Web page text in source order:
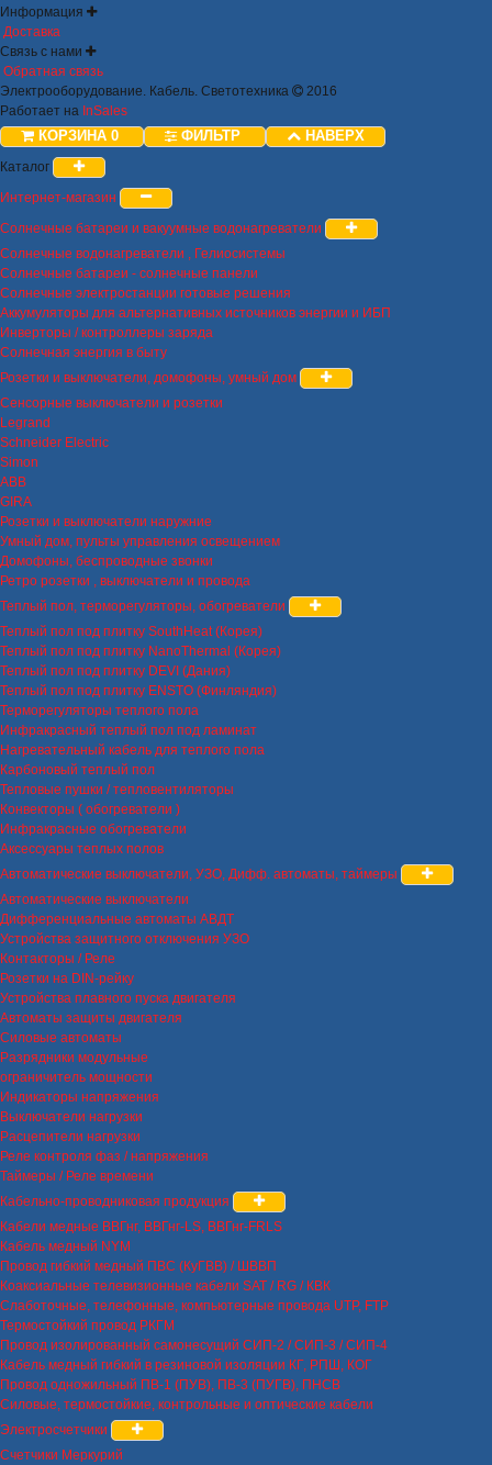
Информация
Доставка
Связь с нами
Обратная связь
Электрооборудование. Кабель. Светотехника
2016
Работает на InSales
КОРЗИНА 0 ФИЛЬТР НАВЕРХ
Каталог
Интернет-магазин
Солнечные батареи и вакуумные водонагреватели
Солнечные водонагреватели , Гелиосистемы
Солнечные батареи - солнечные панели
Солнечные электростанции готовые решения
Аккумуляторы для альтернативных источников энергии и ИБП
Инверторы / контроллеры заряда
Солнечная энергия в быту
Розетки и выключатели, домофоны, умный дом
Сенсорные выключатели и розетки
Legrand
Schneider Electric
Simon
ABB
GIRA
Розетки и выключатели наружние
Умный дом, пульты управления освещением
Домофоны, беспроводные звонки
Ретро розетки , выключатели и провода
Теплый пол, терморегуляторы, обогреватели
Теплый пол под плитку SouthHeat (Корея)
Теплый пол под плитку NanoThermal (Корея)
Теплый пол под плитку DEVI (Дания)
Теплый пол под плитку ENSTO (Финляндия)
Терморегуляторы теплого пола
Инфракрасный теплый пол под ламинат
Нагревательный кабель для теплого пола
Карбоновый теплый пол
Тепловые пушки / тепловентиляторы
Конвекторы ( обогреватели )
Инфракрасные обогреватели
Аксессуары теплых полов
Автоматические выключатели, УЗО, Дифф. автоматы, таймеры
Автоматические выключатели
Дифференциальные автоматы АВДТ
Устройства защитного отключения УЗО
Контакторы / Реле
Розетки на DIN-рейку
Устройства плавного пуска двигателя
Автоматы защиты двигателя
Силовые автоматы
Разрядники модульные
ограничитель мощности
Индикаторы напряжения
Выключатели нагрузки
Расцепители нагрузки
Реле контроля фаз / напряжения
Таймеры / Реле времени
Кабельно-проводниковая продукция
Кабели медные ВВГнг, ВВГнг-LS, ВВГнг-FRLS
Кабель медный NYM
Провод гибкий медный ПВС (КуГВВ) / ШВВП
Коаксиальные телевизионные кабели SAT / RG / КВК
Слаботочные, телефонные, компьютерные провода UTP, FTP
Термостойкий провод РКГМ
Провод изолированный самонесущий СИП-2 / СИП-3 / СИП-4
Кабель медный гибкий в резиновой изоляции КГ, РПШ, КОГ
Провод одножильный ПВ-1 (ПУВ), ПВ-3 (ПУГВ), ПНСВ
Силовые, термостойкие, контрольные и оптические кабели
Электросчетчики
Счетчики Меркурий